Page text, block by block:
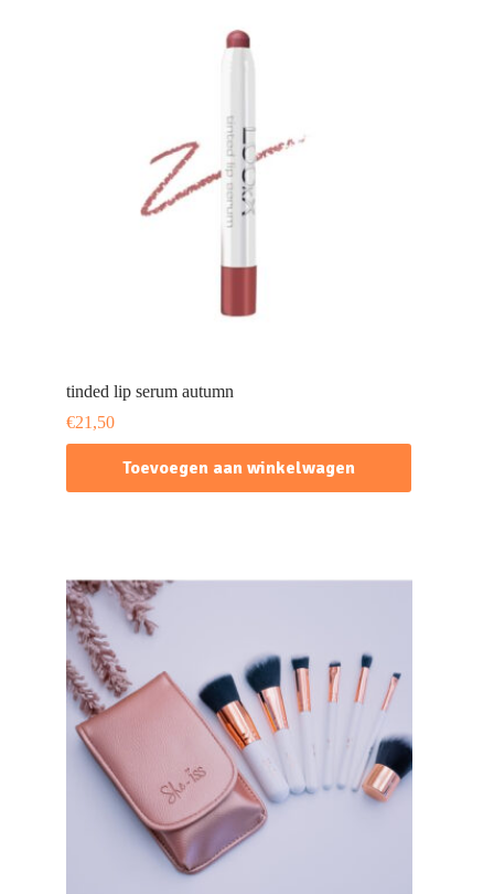
tinded lip serum autumn
€21,50
Toevoegen aan winkelwagen